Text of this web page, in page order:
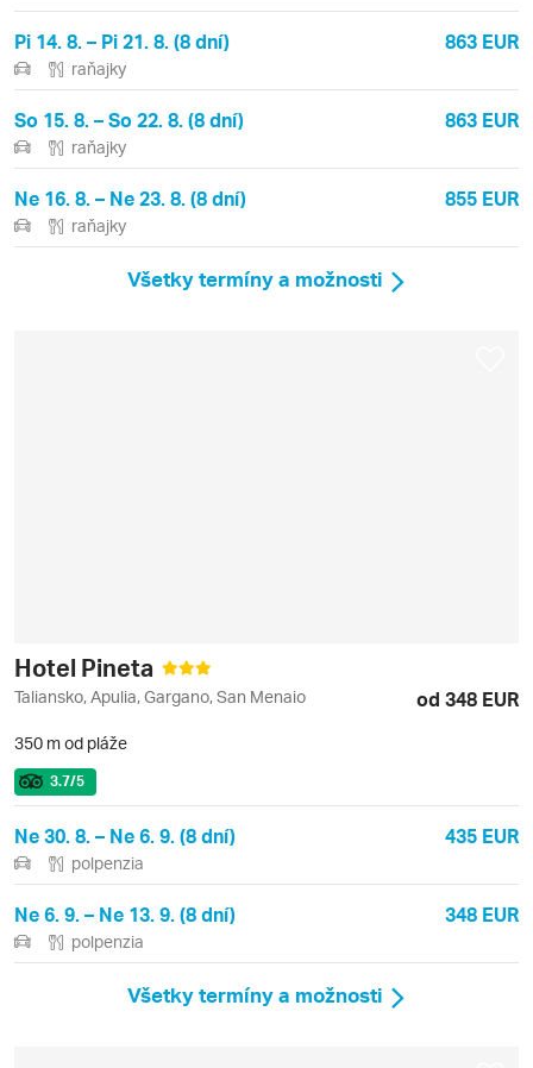
Pi 14. 8. – Pi 21. 8. (8 dní) 863 EUR
raňajky
So 15. 8. – So 22. 8. (8 dní) 863 EUR
raňajky
Ne 16. 8. – Ne 23. 8. (8 dní) 855 EUR
raňajky
Všetky termíny a možnosti
Hotel Pineta
Taliansko, Apulia, Gargano, San Menaio od 348 EUR
350 m od pláže
3.7/5
Ne 30. 8. – Ne 6. 9. (8 dní) 435 EUR
polpenzia
Ne 6. 9. – Ne 13. 9. (8 dní) 348 EUR
polpenzia
Všetky termíny a možnosti